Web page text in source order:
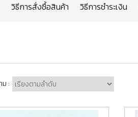
วิธีการสั่งซื้อสินค้า วิธีการชำระเงิน
ม :